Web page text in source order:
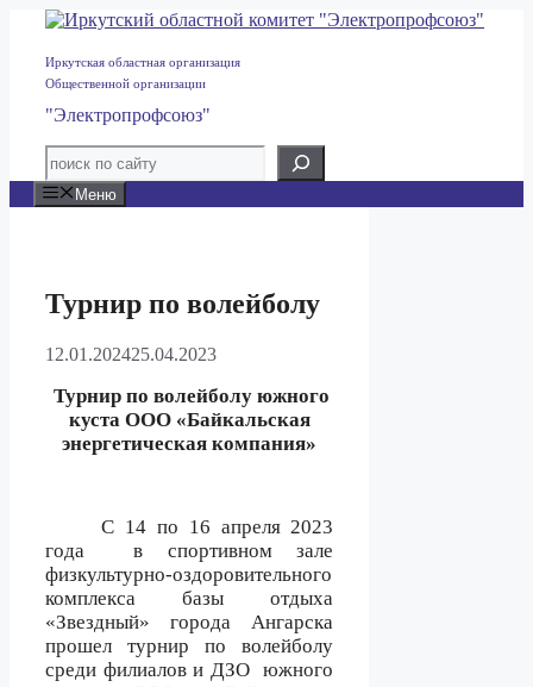
Перейти
содержимому
Иркутская областная организация
Общественной организации
"Электропрофсоюз"
Меню
Турнир по волейболу
12.01.202425.04.2023
Турнир по волейболу южного
куста ООО «Байкальская
энергетическая компания»
С 14 по 16 апреля 2023
года
в спортивном зале
физкультурно-оздоровительного
комплекса базы отдыха
«Звездный» города Ангарска
прошел турнир по волейболу
среди филиалов и ДЗО
южного